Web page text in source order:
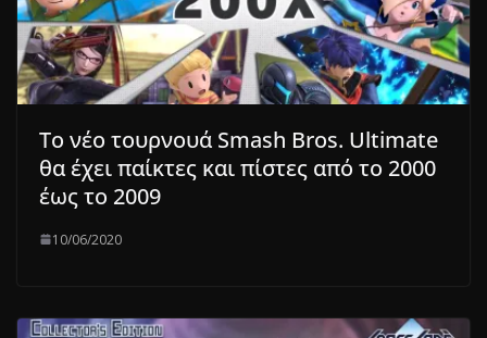
Το νέο τουρνουά Smash Bros. Ultimate
θα έχει παίκτες και πίστες από το 2000
έως το 2009
10/06/2020